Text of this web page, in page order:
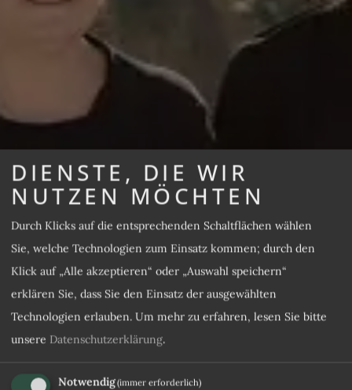
DIENSTE, DIE WIR
NUTZEN MÖCHTEN
Durch Klicks auf die entsprechenden Schaltflächen wählen
Sie, welche Technologien zum Einsatz kommen; durch den
Klick auf „Alle akzeptieren“ oder „Auswahl speichern“
erklären Sie, dass Sie den Einsatz der ausgewählten
Technologien erlauben. Um mehr zu erfahren, lesen Sie bitte
unsere Datenschutzerklärung.
Notwendig(immer erforderlich)